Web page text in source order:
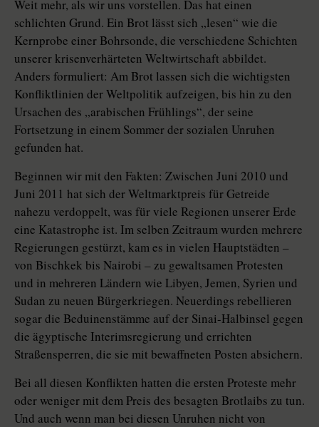
Weit mehr, als wir uns vorstellen. Das hat einen
schlichten Grund. Ein Brot lässt sich „lesen“ wie die
Kernprobe einer Bohrsonde, die verschiedene Schichten
unserer krisenverhärteten Weltwirtschaft abbildet.
Anders formuliert: Am Brot lassen sich die wichtigsten
Konfliktlinien der Weltpolitik aufzeigen, bis hin zu den
Ursachen des „arabischen Frühlings“, der seine
Fortsetzung in einem Sommer der sozialen Unruhen
gefunden hat.
Beginnen wir mit den Fakten: Zwischen Juni 2010 und
Juni 2011 hat sich der Weltmarktpreis für Getreide
nahezu verdoppelt, was für viele Regionen unserer Erde
eine Katastrophe ist. Im selben Zeitraum wurden mehrere
Regierungen gestürzt, kam es in vielen Hauptstädten –
von Bischkek bis Nairobi – zu gewaltsamen Protesten
und in mehreren Ländern wie Libyen, Jemen, Syrien und
Sudan zu neuen Bürgerkriegen. Neuerdings rebellieren
sogar die Beduinenstämme auf der Sinai-Halbinsel gegen
die ägyptische Interimsregierung und errichten
Straßensperren, die sie mit bewaffneten Posten absichern.
Bei all diesen Konflikten hatten die ersten Proteste mehr
oder weniger mit dem Preis des besagten Brotlaibs zu tun.
Und auch wenn man bei diesen Unruhen nicht von